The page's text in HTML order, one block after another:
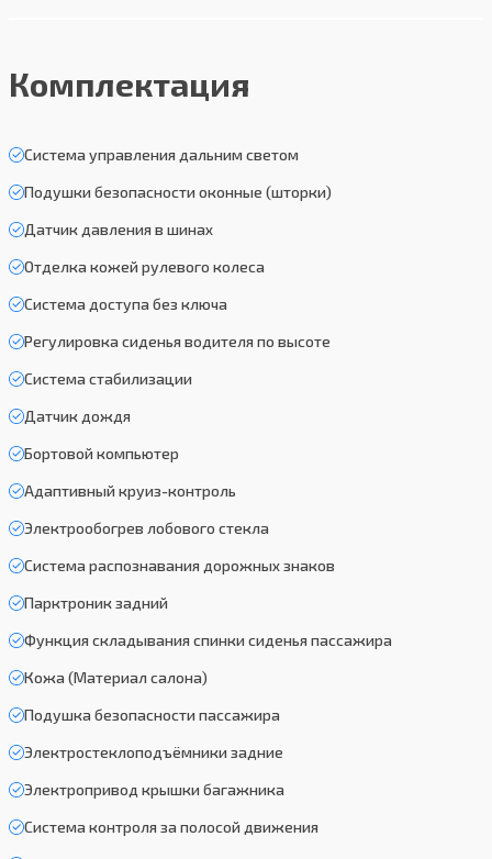
Комплектация
Система управления дальним светом
Подушки безопасности оконные (шторки)
Датчик давления в шинах
Отделка кожей рулевого колеса
Система доступа без ключа
Регулировка сиденья водителя по высоте
Система стабилизации
Датчик дождя
Бортовой компьютер
Адаптивный круиз-контроль
Электрообогрев лобового стекла
Система распознавания дорожных знаков
Парктроник задний
Функция складывания спинки сиденья пассажира
Кожа (Материал салона)
Подушка безопасности пассажира
Электростеклоподъёмники задние
Электропривод крышки багажника
Система контроля за полосой движения